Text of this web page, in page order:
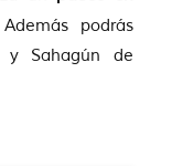
podrás
Sahagún de